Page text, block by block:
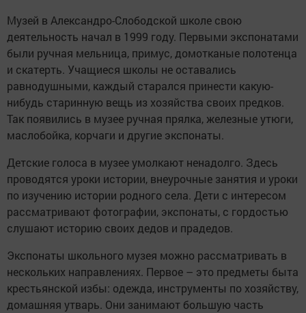
Музей в Александро-Слободской школе свою
деятельность начал в 1999 году. Первыми экспонатами
были ручная мельница, примус, домотканые полотенца
и скатерть. Учащиеся школы не оставались
равнодушными, каждый старался принести какую-
нибудь старинную вещь из хозяйства своих предков.
Так появились в музее ручная прялка, железные утюги,
маслобойка, корчаги и другие экспонаты.
Детские голоса в музее умолкают ненадолго. Здесь
проводятся уроки истории, внеурочные занятия и уроки
по изучению истории родного села. Дети с интересом
рассматривают фотографии, экспонаты, с гордостью
слушают историю своих дедов и прадедов.
Экспонаты школьного музея можно рассматривать в
нескольких направлениях. Первое – это предметы быта
крестьянской избы: одежда, инструменты по хозяйству,
домашняя утварь. Они занимают большую часть